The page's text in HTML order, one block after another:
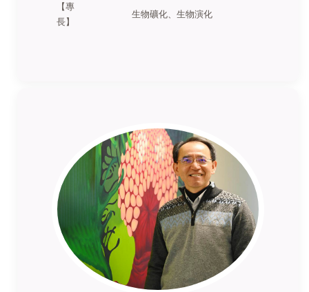
【專
長】
生物礦化、生物演化